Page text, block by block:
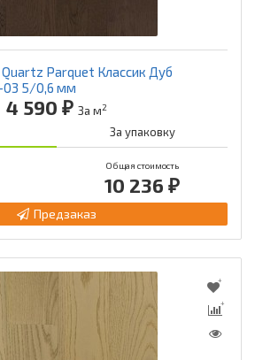
Parquet Классик Дуб
03 5/0,6 мм
4 590 ₽ За м2
За упаковку
Общая стоимость
10 236 ₽
Предзаказ